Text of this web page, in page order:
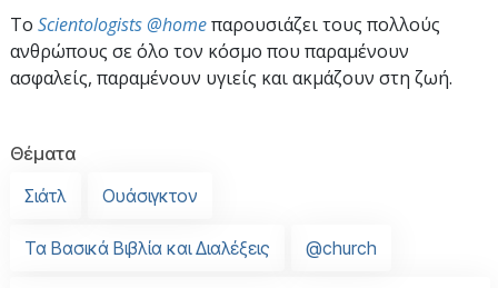
To Scientologists @homeπαρουσιάζει τους πολλούς
ανθρώπους σε όλο τον κόσμο που παραμένουν
ασφαλείς, παραμένουν υγιείς και ακμάζουν στη ζωή.
Θέματα
Σιάτλ
Ουάσιγκτον
Τα Βασικά Βιβλία και Διαλέξεις @church